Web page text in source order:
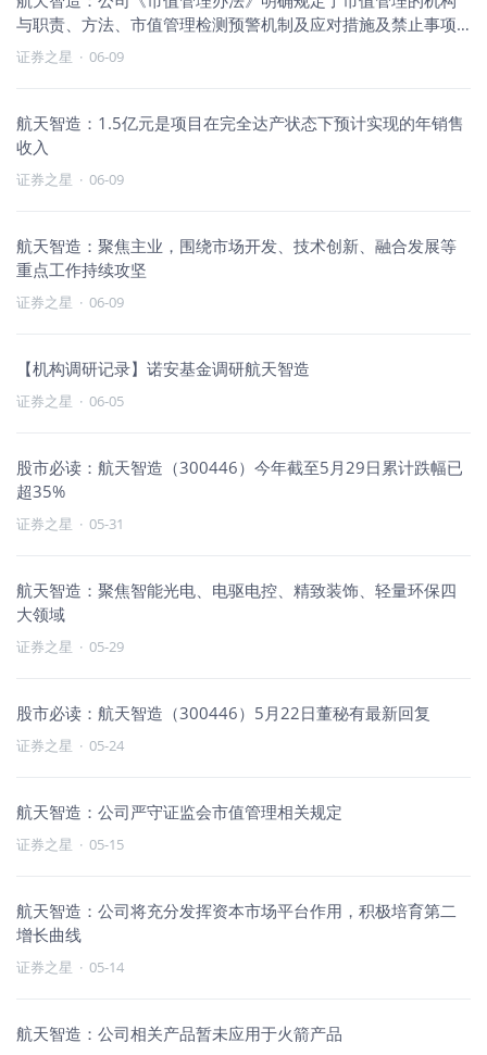
与职责、方法、市值管理检测预警机制及应对措施及禁止事项
等
证券之星 · 06-09
航天智造：1.5亿元是项目在完全达产状态下预计实现的年销售
收入
证券之星 · 06-09
航天智造：聚焦主业，围绕市场开发、技术创新、融合发展等
重点工作持续攻坚
证券之星 · 06-09
【机构调研记录】诺安基金调研航天智造
证券之星 · 06-05
股市必读：航天智造（300446）今年截至5月29日累计跌幅已
超35%
证券之星 · 05-31
航天智造：聚焦智能光电、电驱电控、精致装饰、轻量环保四
大领域
证券之星 · 05-29
股市必读：航天智造（300446）5月22日董秘有最新回复
证券之星 · 05-24
航天智造：公司严守证监会市值管理相关规定
证券之星 · 05-15
航天智造：公司将充分发挥资本市场平台作用，积极培育第二
增长曲线
证券之星 · 05-14
航天智造：公司相关产品暂未应用于火箭产品